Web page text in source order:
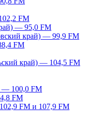
FM
— 95,0 FM
край) — 99,9 FM
FM
край) — 104,5 FM
— 100,0 FM
FM
FM и 107,9 FM